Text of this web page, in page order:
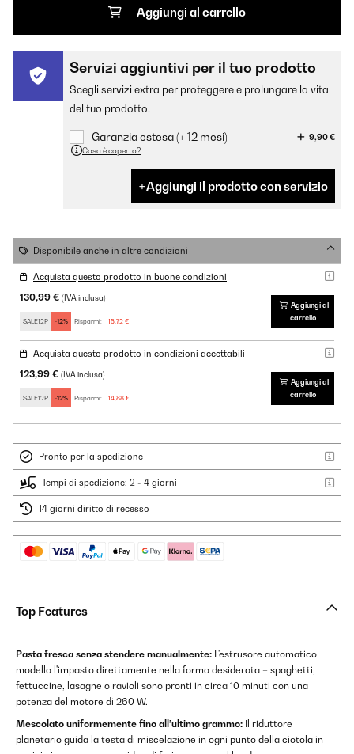
Aggiungi al carrello
Servizi aggiuntivi per il tuo prodotto
Scegli servizi extra per proteggere e prolungare la vita
del tuo prodotto.
Garanzia estesa (+ 12 mesi)
9,90 €
Cosa è coperto?
Aggiungi il prodotto con servizio
Disponibile anche in altre condizioni
Acquista questo prodotto in buone condizioni
130,99 € (IVA inclusa)
SALE12P -12% Risparmi: 15,72 €
Aggiungi al
carrello
Acquista questo prodotto in condizioni accettabili
123,99 € (IVA inclusa)
SALE12P -12% Risparmi: 14,88 €
Aggiungi al
carrello
Pronto per la spedizione
Tempi di spedizione: 2 - 4 giorni
14 giorni diritto di recesso
Top Features
Pasta fresca senza stendere manualmente: L'estrusore automatico
modella l'impasto direttamente nella forma desiderata – spaghetti,
fettuccine, lasagne o ravioli sono pronti in circa 10 minuti con una
potenza del motore di 260 W.
Mescolato uniformemente fino all’ultimo grammo: Il riduttore
planetario guida la testa di miscelazione in ogni punto della ciotola in